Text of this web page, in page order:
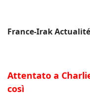
France-Irak
Attentato a
così